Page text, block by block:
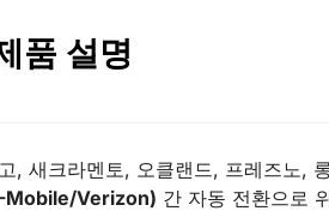
품 설명
새크라멘토, 오클랜드, 프레즈노,
Mobile/Verizon) 간 자동 전환으로